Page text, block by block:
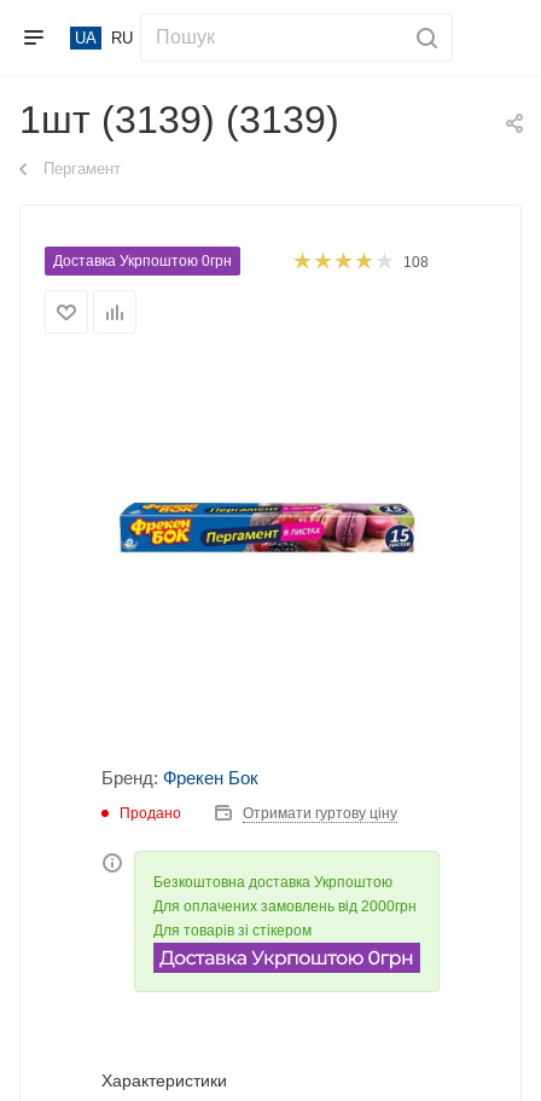
UA RU
1шт (3139) (3139)
Пергамент
Доставка Укрпоштою 0грн 108
Бренд: Фрекен Бок
Продано Отримати гуртову ціну
Безкоштовна доставка Укрпоштою
Для оплачених замовлень від 2000грн
Для товарів зі стікером
Характеристики